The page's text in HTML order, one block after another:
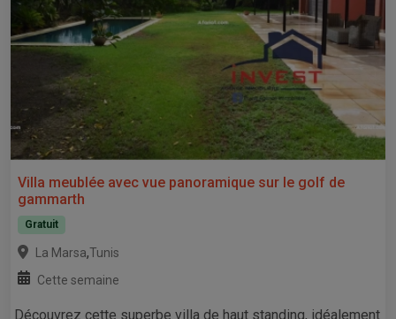
Villa meublée avec vue panoramique sur le golf de
gammarth
Gratuit
La Marsa,Tunis
Cette semaine
Découvrez cette superbe villa de haut standing, idéalement